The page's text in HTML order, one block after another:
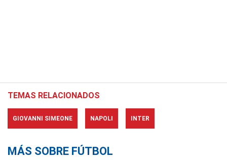
TEMAS RELACIONADOS
GIOVANNI SIMEONE NAPOLI INTER
MÁS SOBRE FÚTBOL